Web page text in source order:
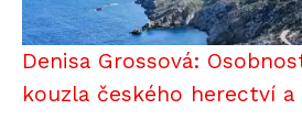
Denisa Grossová:
kouzla českého herectví a